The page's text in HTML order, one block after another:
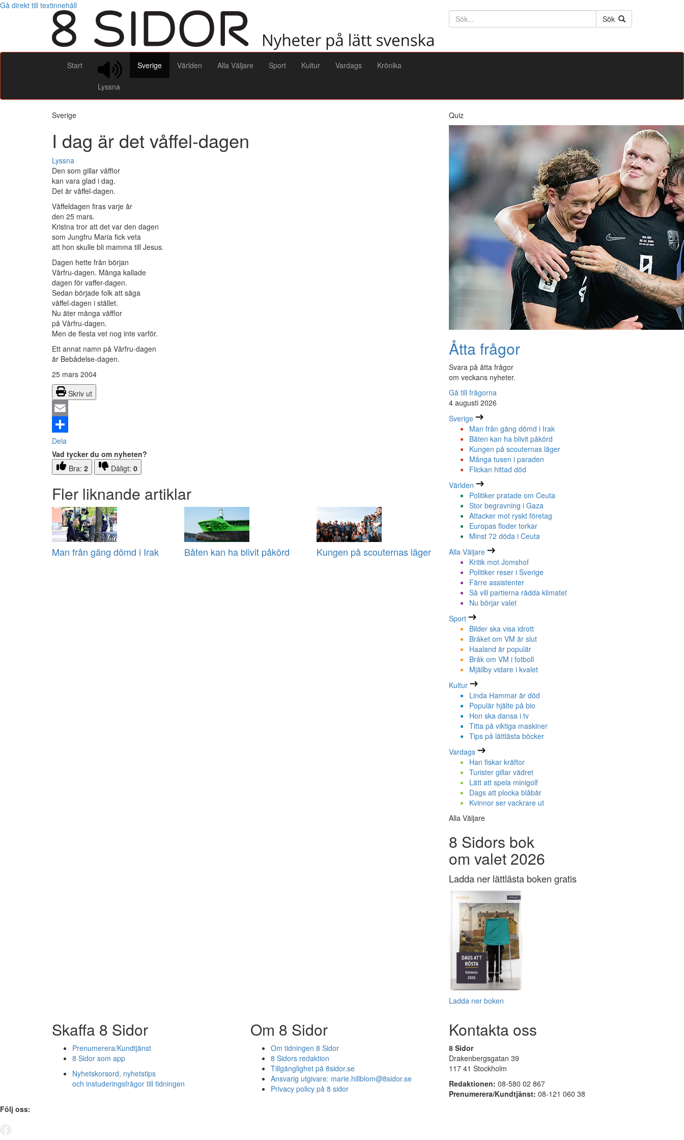
Gå direkt till textinnehåll
Söktext
Sök
Start
Lyssna
Sverige Världen Alla Väljare Sport Kultur Vardags Krönika
Sverige
I dag är det våffel-dagen
Lyssna
Den som gillar våfflor
kan vara glad i dag.
Det är våffel-dagen.
Våffeldagen firas varje år
den 25 mars.
Kristna tror att det var den dagen
som Jungfru Maria fick veta
att hon skulle bli mamma till Jesus.
Dagen hette från början
Vårfru-dagen. Många kallade
dagen för vaffer-dagen.
Sedan började folk att säga
våffel-dagen i stället.
Nu äter många våfflor
på Vårfru-dagen.
Men de flesta vet nog inte varför.
Ett annat namn på Vårfru-dagen
är Bebådelse-dagen.
25 mars 2004
Skriv ut
Email
Dela
Vad tycker du om nyheten?
Bra: 2 Dåligt: 0
Fler liknande artiklar
Man från gäng dömd i Irak Båten kan ha blivit påkörd Kungen på scouternas läger
Quiz
Åtta frågor
Svara på åtta frågor
om veckans nyheter.
Gå till frågorna
4 augusti 2026
Sverige
Man från gäng dömd i Irak
Båten kan ha blivit påkörd
Kungen på scouternas läger
Många tusen i paraden
Flickan hittad död
Världen
Politiker pratade om Ceuta
Stor begravning i Gaza
Attacker mot ryskt företag
Europas floder torkar
Minst 72 döda i Ceuta
Alla Väljare
Kritik mot Jomshof
Politiker reser i Sverige
Färre assistenter
Så vill partierna rädda klimatet
Nu börjar valet
Sport
Bilder ska visa idrott
Bråket om VM är slut
Haaland är populär
Bråk om VM i fotboll
Mjällby vidare i kvalet
Kultur
Linda Hammar är död
Populär hjälte på bio
Hon ska dansa i tv
Titta på viktiga maskiner
Tips på lättlästa böcker
Vardags
Han fiskar kräftor
Turister gillar vädret
Lätt att spela minigolf
Dags att plocka blåbär
Kvinnor ser vackrare ut
Alla Väljare
8 Sidors bok
om valet 2026
Ladda ner lättlästa boken gratis
Ladda ner boken
Skaffa 8 Sidor
Prenumerera/Kundtjänst
8 Sidor som app
Nyhetskorsord, nyhetstips
och instuderingsfrågor till tidningen
Om 8 Sidor
Om tidningen 8 Sidor
8 Sidors redaktion
Tillgänglighet på 8sidor.se
Ansvarig utgivare: marie.hillblom@8sidor.se
Privacy policy på 8 sidor
Kontakta oss
8 Sidor
Drakenbergsgatan 39
117 41 Stockholm
Redaktionen: 08-580 02 867
Prenumerera/Kundtjänst: 08-121 060 38
Följ oss: